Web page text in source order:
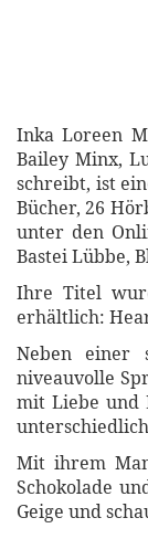
Inka Loreen
Bailey Minx,
schreibt, ist
Bücher, 26
unter den
Bastei Lübbe,
Ihre Titel
erhältlich:
Neben einer
niveauvolle
mit Liebe und
Mit ihrem
Schokolade
Geige und